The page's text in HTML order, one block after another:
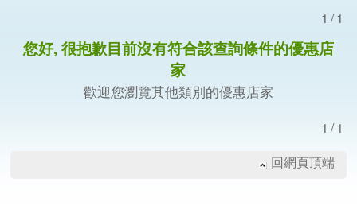
1/1
您好, 很抱歉目前沒有符合該查詢條件的優惠店
家
歡迎您瀏覽其他類別的優惠店家
1/1
回網頁頂端